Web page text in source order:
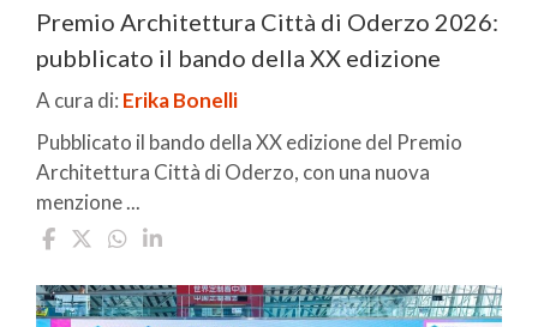
Premio Architettura Città di Oderzo 2026:
pubblicato il bando della XX edizione
A cura di: Erika Bonelli
Pubblicato il bando della XX edizione del Premio
Architettura Città di Oderzo, con una nuova
menzione ...